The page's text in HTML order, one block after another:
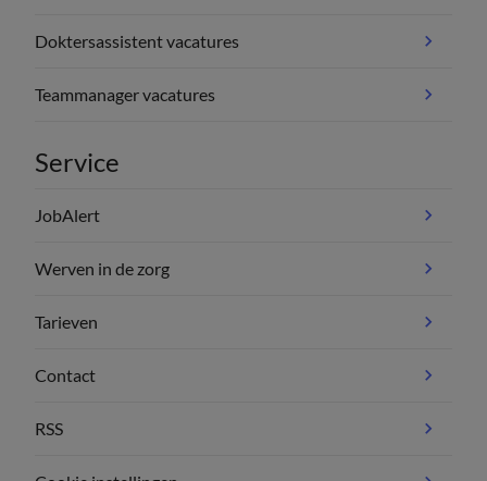
Doktersassistent vacatures
Teammanager vacatures
Service
JobAlert
Werven in de zorg
Tarieven
Contact
RSS